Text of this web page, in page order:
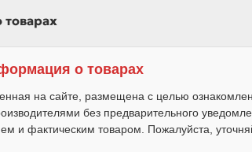
о товарах
на сайте, размещена с целью
без предварительного
и фактическим товаром. Пожалуйста,